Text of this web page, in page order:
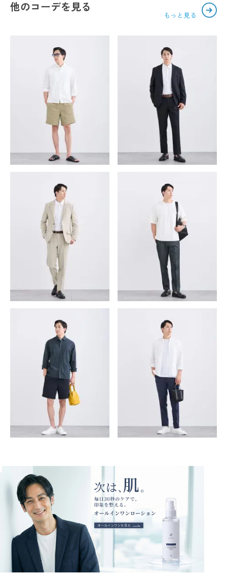
他のコーデを見る
もっと見る